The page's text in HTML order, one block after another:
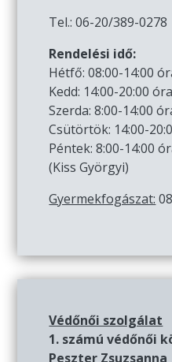
Tel.: 06-20/389-0278
Rendelési idő:
Hétfő: 08:00-14:00
Kedd: 14:00-20:00 óra
Szerda: 8:00-14:00
Csütörtök: 14:00-
Péntek: 8:00-14:00
(Kiss Györgyi)
Gyermekfogászat:
Védőnői szolgálat
1. számú védőnői
Peszter Zsuzsanna